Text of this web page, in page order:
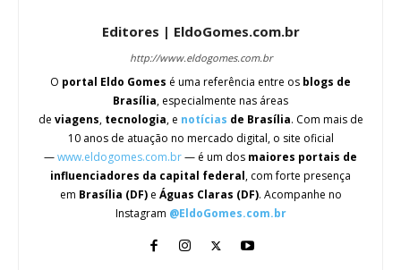
Editores | EldoGomes.com.br
http://www.eldogomes.com.br
O portal Eldo Gomes é uma referência entre os blogs de
Brasília, especialmente nas áreas
de viagens, tecnologia, e notícias de Brasília. Com mais de
10 anos de atuação no mercado digital, o site oficial
—www.eldogomes.com.br— é um dos maiores portais de
influenciadores da capital federal, com forte presença
em Brasília (DF)e Águas Claras (DF). Acompanhe no
Instagram @EldoGomes.com.br